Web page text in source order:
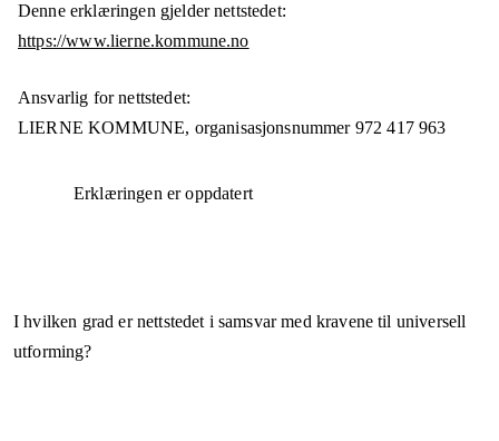
Denne erklæringen gjelder nettstedet:
https://www.lierne.kommune.no
Ansvarlig for nettstedet:
LIERNE KOMMUNE, organisasjonsnummer 972 417 963
Erklæringen er oppdatert
I hvilken grad er nettstedet i samsvar med kravene til universell
utforming?